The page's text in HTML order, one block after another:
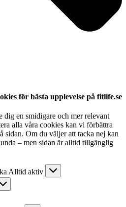
för bästa upplevelse på fitlife.se
dig en smidigare och mer relevant
alla våra cookies kan vi förbättra
sidan. Om du väljer att tacka nej kan
– men sidan är alltid tillgänglig
Alltid aktiv